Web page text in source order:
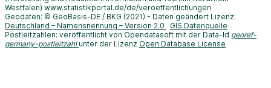
Westfalen) www.statistikportal.de/de/veroeffentlichungen
Geodaten: © GeoBasis-DE / BKG (2021) - Daten geändert Lizenz:
Deutschland – Namensnennung – Version 2.0
GIS Datenquelle
Postleitzahlen: veröffentlicht von Opendatasoft mit der Data-Id georef-
germany-postleitzahl unter der Lizenz Open Database License